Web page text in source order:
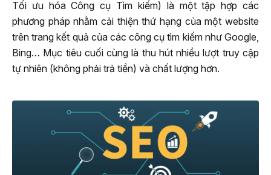
Tối ưu hóa Công cụ Tìm kiếm) là một tập hợp các
phương pháp nhằm cải thiện thứ hạng của một website
trên trang kết quả của các công cụ tìm kiếm như Google,
Bing… Mục tiêu cuối cùng là thu hút nhiều lượt truy cập
tự nhiên (không phải trả tiền) và chất lượng hơn.